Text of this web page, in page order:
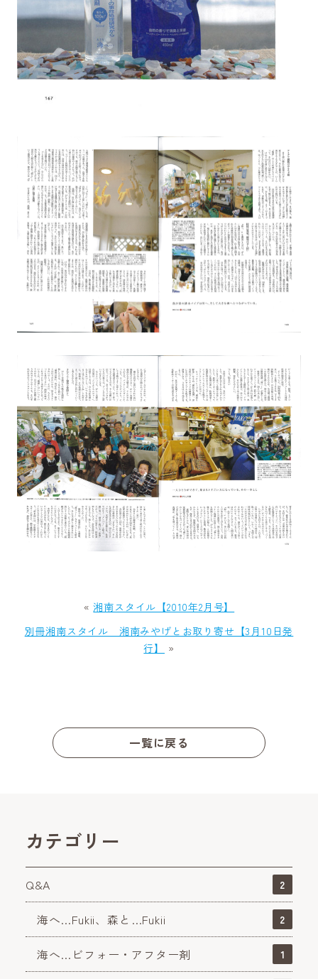
«湘南スタイル【2010年2月号】
別冊湘南スタイル 湘南みやげとお取り寄せ【3月10日発
行】
»
一覧に戻る
カテゴリー
Q&A 2
海へ…Fukii、森と…Fukii 2
海へ…ビフォー・アフター剤 1